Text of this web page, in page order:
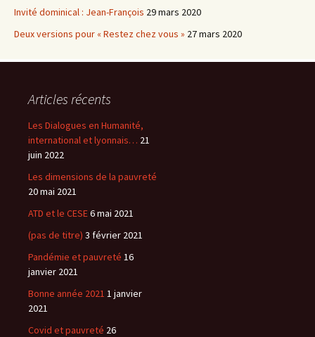
Invité dominical : Jean-François 29 mars 2020
Deux versions pour « Restez chez vous » 27 mars 2020
Articles récents
Les Dialogues en Humanité,
international et lyonnais… 21
juin 2022
Les dimensions de la pauvreté
20 mai 2021
ATD et le CESE6 mai 2021
(pas de titre) 3 février 2021
Pandémie et pauvreté 16
janvier 2021
Bonne année 2021 1 janvier
2021
Covid et pauvreté 26